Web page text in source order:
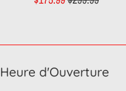
Heure d'Ouverture